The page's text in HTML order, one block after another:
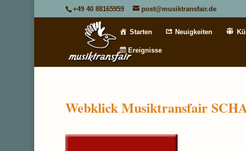
+49 40 88165959 post@musiktransfair.de
Starten Neuigkeiten
Ereignisse
Webklick Musiktransfair